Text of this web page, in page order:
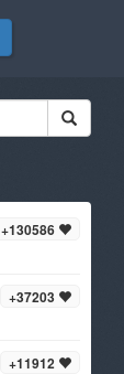
+130586
+37203
+11912